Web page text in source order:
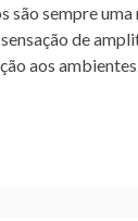
são sempre
de
aos